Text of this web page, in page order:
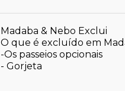
Madaba & Nebo Exclui
O que é excluído em
-Os passeios opcionais
- Gorjeta